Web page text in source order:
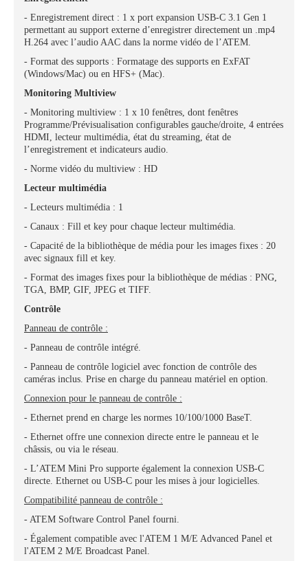
- Enregistrement direct : 1 x port expansion USB‑C 3.1 Gen 1
permettant au support externe d’enregistrer directement un .mp4
H.264 avec l’audio AAC dans la norme vidéo de l’ATEM.
- Format des supports : Formatage des supports en ExFAT
(Windows/Mac) ou en HFS+ (Mac).
Monitoring Multiview
- Monitoring multiview : 1 x 10 fenêtres, dont fenêtres
Programme/Prévisualisation configurables gauche/droite, 4 entrées
HDMI, lecteur multimédia, état du streaming, état de
l’enregistrement et indicateurs audio.
- Norme vidéo du multiview : HD
Lecteur multimédia
- Lecteurs multimédia : 1
- Canaux : Fill et key pour chaque lecteur multimédia.
- Capacité de la bibliothèque de média pour les images fixes : 20
avec signaux fill et key.
- Format des images fixes pour la bibliothèque de médias : PNG,
TGA, BMP, GIF, JPEG et TIFF.
Contrôle
Panneau de contrôle :
- Panneau de contrôle intégré.
- Panneau de contrôle logiciel avec fonction de contrôle des
caméras inclus. Prise en charge du panneau matériel en option.
Connexion pour le panneau de contrôle :
- Ethernet prend en charge les normes 10/100/1000 BaseT.
- Ethernet offre une connexion directe entre le panneau et le
châssis, ou via le réseau.
- L’ATEM Mini Pro supporte également la connexion USB-C
directe. Ethernet ou USB-C pour les mises à jour logicielles.
Compatibilité panneau de contrôle :
- ATEM Software Control Panel fourni.
- Également compatible avec l'ATEM 1 M/E Advanced Panel et
l'ATEM 2 M/E Broadcast Panel.